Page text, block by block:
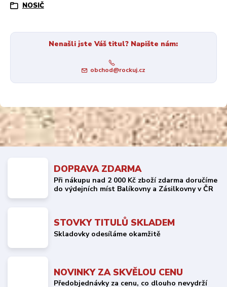
NOSIČ
Nenašli jste Váš titul? Napište nám:
obchod@rockuj.cz
DOPRAVA ZDARMA
Při nákupu nad 2 000 Kč zboží zdarma doručíme
do výdejních míst Balíkovny a Zásilkovny v ČR
STOVKY TITULŮ SKLADEM
Skladovky odesíláme okamžitě
NOVINKY ZA SKVĚLOU CENU
Předobjednávky za cenu, co dlouho nevydrží